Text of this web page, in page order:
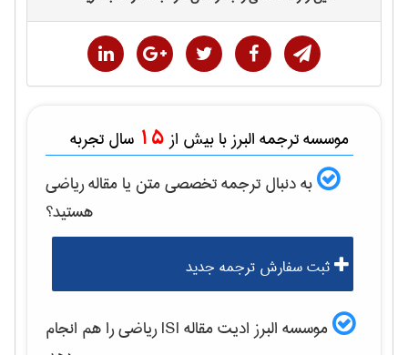
موسسه ترجمه البرز با بیش از 15 سال تجربه
به دنبال ترجمه تخصصی متن یا مقالهرياضی
هستید؟
ثبت سفارش ترجمه جدید
موسسه البرز ادیت مقاله ISI رياضیرا هم انجام